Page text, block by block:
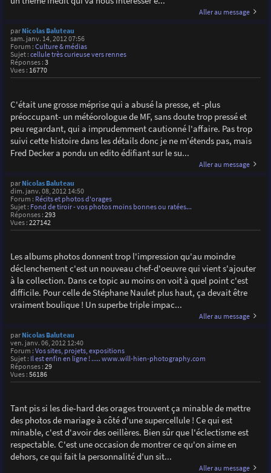
Aller au message
par Nicolas Baluteau
sam. janv. 14, 2012 07:56
Forum : Culture & médias
Sujet : cellule très curieuse vers rennes
Réponses : 3
Vues : 16770
C'était une grosse méprise qui a abusé la presse, et -plus
préoccupant- un météorologue de MF, sans doute trop pressé et
peu regardant, qui a imprudemment cautionné l'affaire. Pas trop
suivi cette histoire dans les détails donc je ne m'étends pas, mais
Fred Decker a pondu un edito édifiant sur le su...
Aller au message
par Nicolas Baluteau
dim. janv. 08, 2012 14:50
Forum : Récits et photos d'orages
Sujet : Fond de tiroir - vos photos moins bonnes ou ratées...
Réponses : 293
Vues : 227142
Les albums photos donnent trop l'impression qu'au moindre
déclenchement c'est un nouveau chef-d'oeuvre qui vient s'ajouter
à la collection. Dans ce topic au moins on voit à quel point c'est
difficile. Pour celle de Stéphane Naulet plus haut, ça devait être
vraiment boulique ! Un superbe triple impac...
Aller au message
par Nicolas Baluteau
ven. janv. 06, 2012 12:40
Forum : Vos sites, projets, expositions
Sujet : Il est enfin en ligne ! ..... www.will-hien-photography.com
Réponses : 29
Vues : 56186
Tant pis si les die-hard des orages trouvent ça minable de mettre
des photos de mariage à côté d'une supercellule ! Ce qui est
minable, c'est d'avoir des oeillères. Bien sûr que l'éclectisme est
respectable. C'est une occasion de montrer ce qu'on aime en
dehors, ce qui fait la personnalité d'un sit...
Aller au message